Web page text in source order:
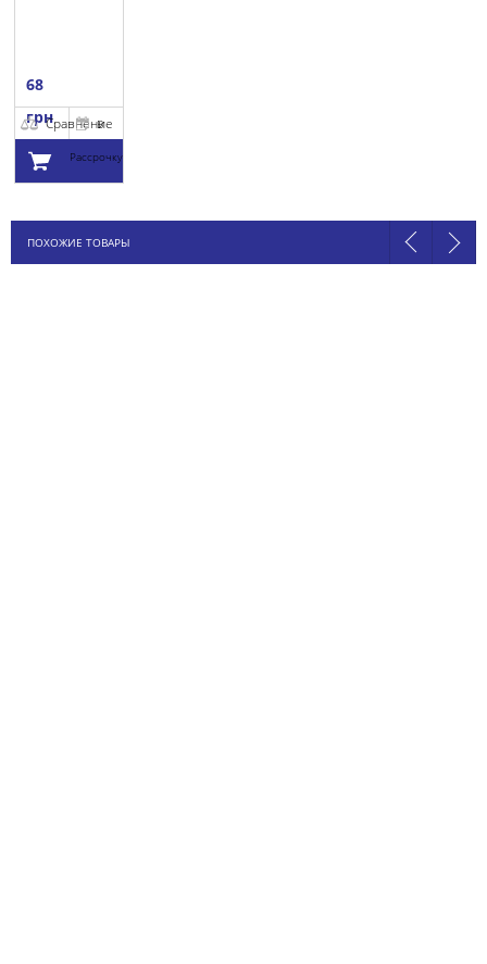
68
грнСравнение
В
Рассрочку
корзину
ПОХОЖИЕ ТОВАРЫ